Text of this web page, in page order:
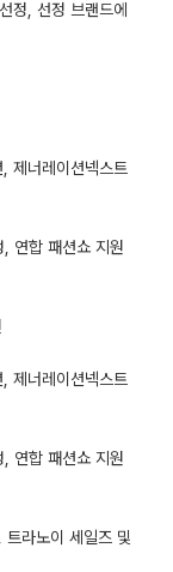
정, 선정 브랜드에
제너레이션넥스트
, 연합 패션쇼 지원
제너레이션넥스트
, 연합 패션쇼 지원
라노이 세일즈 및